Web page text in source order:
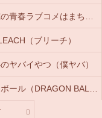
（ブリーチ）
ヤバイやつ（僕ヤバ）